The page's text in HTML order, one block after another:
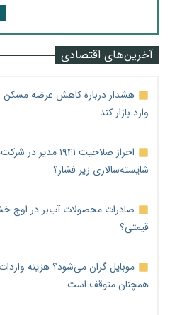
آخرین‌های اقتصادی
هشدار درباره کاهش عرضه مسکن
وارد بازار کند
احراز صلاحیت
شایسته‌سالاری زیر فشار؟
صادرات محصولات آب‌بر در اوج
قیمتی؟
همچنان متوقف است